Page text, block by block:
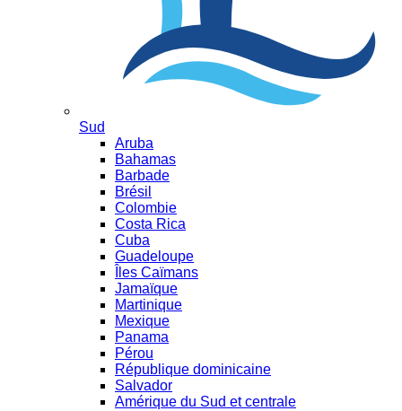
Sud
Aruba
Bahamas
Barbade
Brésil
Colombie
Costa Rica
Cuba
Guadeloupe
Îles Caïmans
Jamaïque
Martinique
Mexique
Panama
Pérou
République dominicaine
Salvador
Amérique du Sud et centrale